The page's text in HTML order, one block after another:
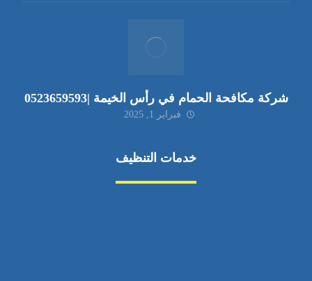
شركة مكافحة الحمام في رأس الخيمة |0523659593
فبراير 1, 2025
خدمات التنظيف